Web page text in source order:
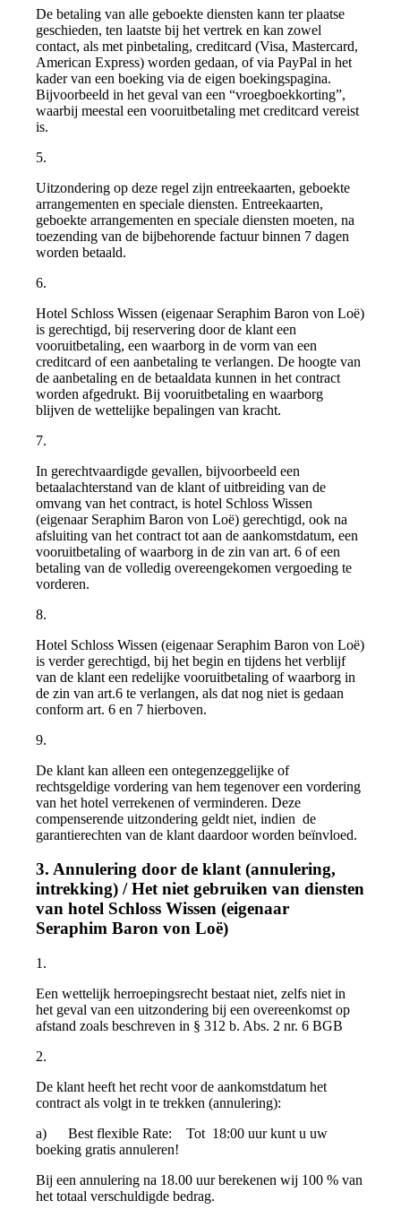
De betaling van alle geboekte diensten kann ter plaatse
geschieden, ten laatste bij het vertrek en kan zowel
contact, als met pinbetaling, creditcard (Visa, Mastercard,
American Express) worden gedaan, of via PayPal in het
kader van een boeking via de eigen boekingspagina.
Bijvoorbeeld in het geval van een “vroegboekkorting”,
waarbij meestal een vooruitbetaling met creditcard vereist
is.
5.
Uitzondering op deze regel zijn entreekaarten, geboekte
arrangementen en speciale diensten. Entreekaarten,
geboekte arrangementen en speciale diensten moeten, na
toezending van de bijbehorende factuur binnen 7 dagen
worden betaald.
6.
Hotel Schloss Wissen (eigenaar Seraphim Baron von Loë)
is gerechtigd, bij reservering door de klant een
vooruitbetaling, een waarborg in de vorm van een
creditcard of een aanbetaling te verlangen. De hoogte van
de aanbetaling en de betaaldata kunnen in het contract
worden afgedrukt. Bij vooruitbetaling en waarborg
blijven de wettelijke bepalingen van kracht.
7.
In gerechtvaardigde gevallen, bijvoorbeeld een
betaalachterstand van de klant of uitbreiding van de
omvang van het contract, is hotel Schloss Wissen
(eigenaar Seraphim Baron von Loë) gerechtigd, ook na
afsluiting van het contract tot aan de aankomstdatum, een
vooruitbetaling of waarborg in de zin van art. 6 of een
betaling van de volledig overeengekomen vergoeding te
vorderen.
8.
Hotel Schloss Wissen (eigenaar Seraphim Baron von Loë)
is verder gerechtigd, bij het begin en tijdens het verblijf
van de klant een redelijke vooruitbetaling of waarborg in
de zin van art.6 te verlangen, als dat nog niet is gedaan
conform art. 6 en 7 hierboven.
9.
De klant kan alleen een ontegenzeggelijke of
rechtsgeldige vordering van hem tegenover een vordering
van het hotel verrekenen of verminderen. Deze
compenserende uitzondering geldt niet, indien de
garantierechten van de klant daardoor worden beïnvloed.
3. Annulering door de klant (annulering,
intrekking) / Het niet gebruiken van diensten
van hotel Schloss Wissen (eigenaar
Seraphim Baron von Loë)
1.
Een wettelijk herroepingsrecht bestaat niet, zelfs niet in
het geval van een uitzondering bij een overeenkomst op
afstand zoals beschreven in § 312 b. Abs. 2 nr. 6 BGB
2.
De klant heeft het recht voor de aankomstdatum het
contract als volgt in te trekken (annulering):
a) Best flexible Rate: Tot 18:00 uur kunt u uw
boeking gratis annuleren!
Bij een annulering na 18.00 uur berekenen wij 100 % van
het totaal verschuldigde bedrag.